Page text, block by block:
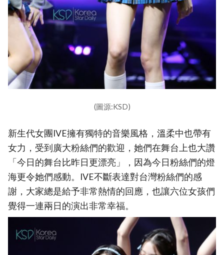
(圖源:KSD)
新生代女團IVE擁有獨特的音樂風格，溫柔中也帶有
女力，受到廣大粉絲們的歡迎，她們在舞台上也大讚
「今日的舞台比昨日更漂亮」，因為今日粉絲們的燈
海更令她們感動。IVE不斷表達對台灣粉絲們的感
謝，大家總是給予非常熱情的回應，也讓六位女孩們
覺得一連兩日的演出非常幸福。